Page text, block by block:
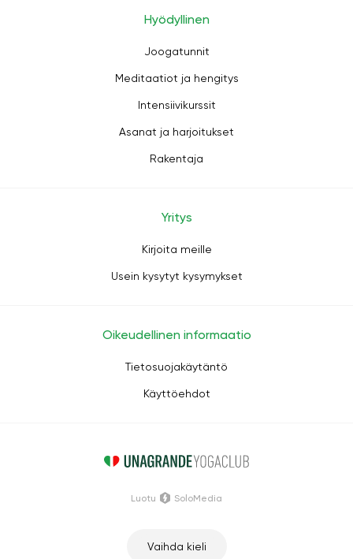
Hyödyllinen
Joogatunnit
Meditaatiot ja hengitys
Intensiivikurssit
Asanat ja harjoitukset
Rakentaja
Yritys
Kirjoita meille
Usein kysytyt kysymykset
Oikeudellinen informaatio
Tietosuojakäytäntö
Käyttöehdot
Vaihda kieli
Luotu SoloMedia